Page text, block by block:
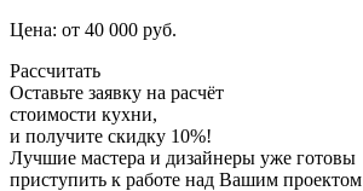
Цена: от 40 000 руб.
Рассчитать
Оставьте заявку на расчёт
стоимости кухни,
и получите скидку 10%!
Лучшие мастера и дизайнеры уже готовы
приступить к работе над Вашим проектом